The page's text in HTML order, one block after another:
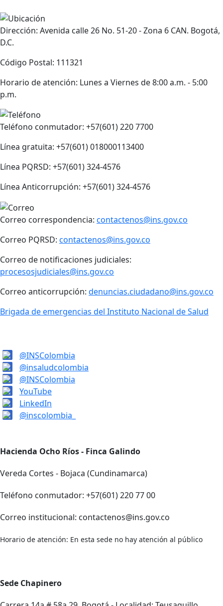
Dirección: Avenida calle 26 No. 51-20 - Zona 6 CAN. Bogotá,
D.C.
Código Postal: 111321
Horario de atención: Lunes a Viernes de 8:00 a.m. - 5:00
p.m.
Teléfono conmutador: +57(601) 220 7700
Línea gratuita: +57(601) 018000113400
Línea PQRSD: +57(601) 324-4576
Línea Anticorrupción: +57(601) 324-4576
Correo correspondencia: contactenos@ins.gov.co
Correo PQRSD: contactenos@ins.gov.co
Correo de notificaciones judiciales:
procesosjudiciales@ins.gov.co
Correo anticorrupción: denuncias.ciudadano@ins.gov.co
Brigada de emergencias del Instituto Nacional de Salud
@INSColombia
@insaludcolombia
@INSColombia
YouTube
LinkedIn
@inscolombia_
Hacienda Ocho Ríos - Finca Galindo
Vereda Cortes - Bojaca (Cundinamarca)
Teléfono conmutador: +57(601) 220 77 00
Correo institucional: contactenos@ins.gov.co
Horario de atención: En esta sede no hay atención al público
Sede Chapinero